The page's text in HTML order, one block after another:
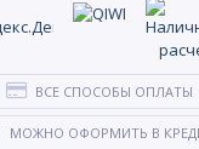
ВСЕ СПОСОБЫ ОПЛАТЫ
МОЖНО ОФОРМИТЬ В